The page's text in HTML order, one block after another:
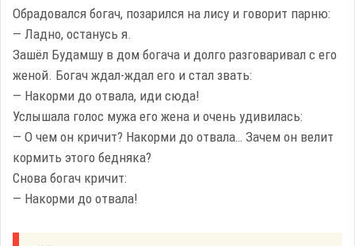
Обрадовался богач, позарился на лису и говорит парню:
— Ладно, останусь я.
Зашёл Будамшу в дом богача и долго разговаривал с его
женой. Богач ждал-ждал его и стал звать:
— Накорми до отвала, иди сюда!
Услышала голос мужа его жена и очень удивилась:
— О чем он кричит? Накорми до отвала… Зачем он велит
кормить этого бедняка?
Снова богач кричит:
— Накорми до отвала!